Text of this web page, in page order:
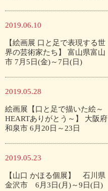
2019.06.10
【絵画展 口と足で表現する世
界の芸術家たち】 富山県富山
市 7月5日(金)～7日(日)
2019.05.28
絵画展【口と足で描いた絵～
HEARTありがとう～】 大阪府
和泉市 6月20日～23日
2019.05.23
【山口 かほる個展】 石川県
金沢市 6月3日(月)～9日(日)